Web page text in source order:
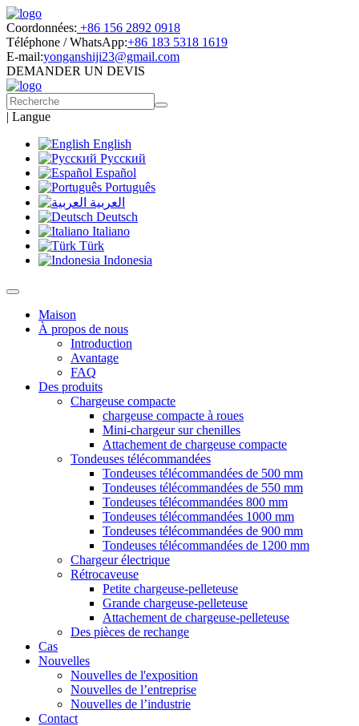
Coordonnées: +86 156 2892 0918
Téléphone / WhatsApp:+86 183 5318 1619
E-mail:yonganshiji23@gmail.com
DEMANDER UN DEVIS
| Langue
English
Русский
Español
Português
العربية
Deutsch
Italiano
Türk
Indonesia
Maison
À propos de nous
Introduction
Avantage
FAQ
Des produits
Chargeuse compacte
chargeuse compacte à roues
Mini-chargeur sur chenilles
Attachement de chargeuse compacte
Tondeuses télécommandées
Tondeuses télécommandées de 500 mm
Tondeuses télécommandées de 550 mm
Tondeuses télécommandées 800 mm
Tondeuses télécommandées 1000 mm
Tondeuses télécommandées de 900 mm
Tondeuses télécommandées de 1200 mm
Chargeur électrique
Rétrocaveuse
Petite chargeuse-pelleteuse
Grande chargeuse-pelleteuse
Attachement de chargeuse-pelleteuse
Des pièces de rechange
Cas
Nouvelles
Nouvelles de l'exposition
Nouvelles de l’entreprise
Nouvelles de l’industrie
Contact